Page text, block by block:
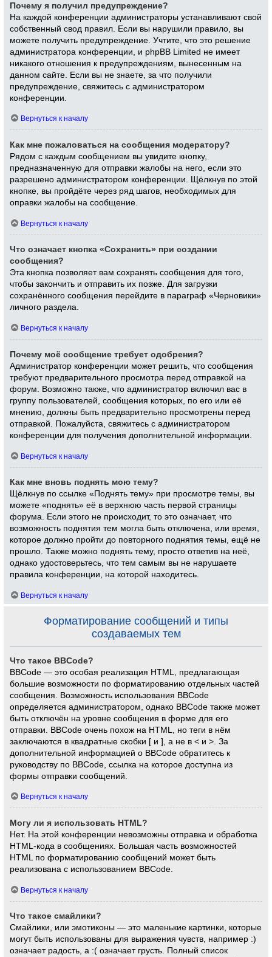
Почему я получил предупреждение?
На каждой конференции администраторы устанавливают свой
собственный свод правил. Если вы нарушили правило, вы
можете получить предупреждение. Учтите, что это решение
администратора конференции, и phpBB Limited не имеет
никакого отношения к предупреждениям, вынесенным на
данном сайте. Если вы не знаете, за что получили
предупреждение, свяжитесь с администратором
конференции.
Вернуться к началу
Как мне пожаловаться на сообщения модератору?
Рядом с каждым сообщением вы увидите кнопку,
предназначенную для отправки жалобы на него, если это
разрешено администратором конференции. Щёлкнув по этой
кнопке, вы пройдёте через ряд шагов, необходимых для
оправки жалобы на сообщение.
Вернуться к началу
Что означает кнопка «Сохранить» при создании
сообщения?
Эта кнопка позволяет вам сохранять сообщения для того,
чтобы закончить и отправить их позже. Для загрузки
сохранённого сообщения перейдите в параграф «Черновики»
личного раздела.
Вернуться к началу
Почему моё сообщение требует одобрения?
Администратор конференции может решить, что сообщения
требуют предварительного просмотра перед отправкой на
форум. Возможно также, что администратор включил вас в
группу пользователей, сообщения которых, по его или её
мнению, должны быть предварительно просмотрены перед
отправкой. Пожалуйста, свяжитесь с администратором
конференции для получения дополнительной информации.
Вернуться к началу
Как мне вновь поднять мою тему?
Щёлкнув по ссылке «Поднять тему» при просмотре темы, вы
можете «поднять» её в верхнюю часть первой страницы
форума. Если этого не происходит, то это означает, что
возможность поднятия тем могла быть отключена, или время,
которое должно пройти до повторного поднятия темы, ещё не
прошло. Также можно поднять тему, просто ответив на неё,
однако удостоверьтесь, что тем самым вы не нарушаете
правила конференции, на которой находитесь.
Вернуться к началу
Форматирование сообщений и типы
создаваемых тем
Что такое BBCode?
BBCode — это особая реализация HTML, предлагающая
большие возможности по форматированию отдельных частей
сообщения. Возможность использования BBCode
определяется администратором, однако BBCode также может
быть отключён на уровне сообщения в форме для его
отправки. BBCode очень похож на HTML, но теги в нём
заключаются в квадратные скобки [ и ], а не в < и >. За
дополнительной информацией о BBCode обратитесь к
руководству по BBCode, ссылка на которое доступна из
формы отправки сообщений.
Вернуться к началу
Могу ли я использовать HTML?
Нет. На этой конференции невозможны отправка и обработка
HTML-кода в сообщениях. Большая часть возможностей
HTML по форматированию сообщений может быть
реализована с использованием BBCode.
Вернуться к началу
Что такое смайлики?
Смайлики, или эмотиконы — это маленькие картинки, которые
могут быть использованы для выражения чувств, например :)
означает радость, а :( означает грусть. Полный список